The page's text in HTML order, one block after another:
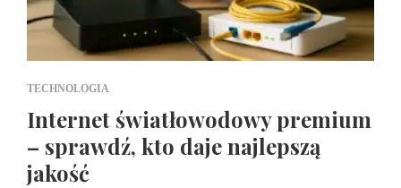
TECHNOLOGIA
Internet światłowodowy premium
– sprawdź, kto daje najlepszą
jakość